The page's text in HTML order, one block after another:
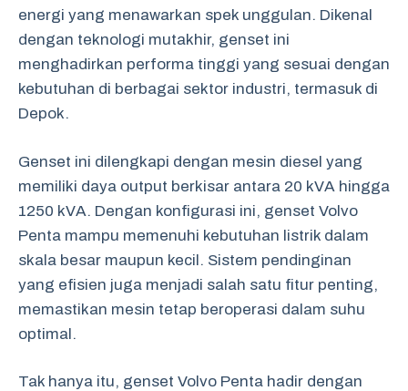
energi yang menawarkan spek unggulan. Dikenal
dengan teknologi mutakhir, genset ini
menghadirkan performa tinggi yang sesuai dengan
kebutuhan di berbagai sektor industri, termasuk di
Depok.
Genset ini dilengkapi dengan mesin diesel yang
memiliki daya output berkisar antara 20 kVA hingga
1250 kVA. Dengan konfigurasi ini, genset Volvo
Penta mampu memenuhi kebutuhan listrik dalam
skala besar maupun kecil. Sistem pendinginan
yang efisien juga menjadi salah satu fitur penting,
memastikan mesin tetap beroperasi dalam suhu
optimal.
Tak hanya itu, genset Volvo Penta hadir dengan